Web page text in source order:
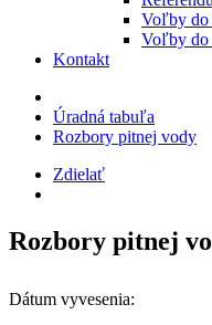
Voľby do
Voľby do
Kontakt
Úradná tabuľa
Rozbory pitnej vody
Zdielať
Rozbory pitnej
Dátum vyvesenia: